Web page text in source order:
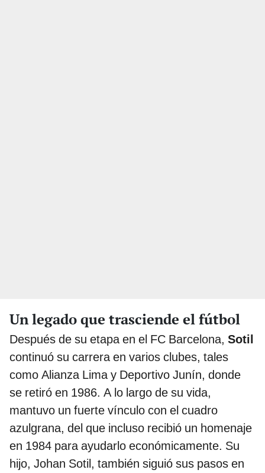
Un legado que trasciende el fútbol
Después de su etapa en el FC Barcelona, Sotil
continuó su carrera en varios clubes, tales
como Alianza Lima y Deportivo Junín, donde
se retiró en 1986. A lo largo de su vida,
mantuvo un fuerte vínculo con el cuadro
azulgrana, del que incluso recibió un homenaje
en 1984 para ayudarlo económicamente. Su
hijo, Johan Sotil, también siguió sus pasos en